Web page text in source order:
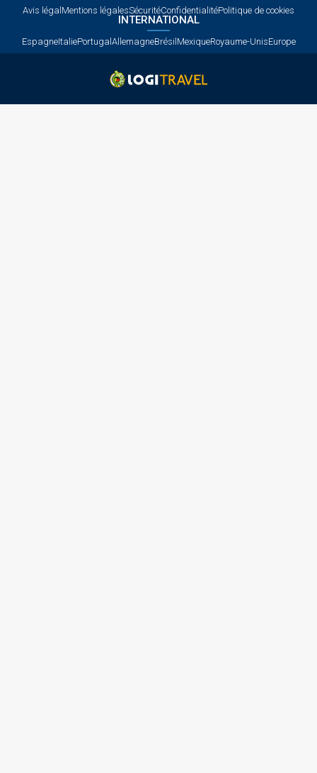
Avis légal Mentions légalesSécuritéConfidentialitéPolitique de cookies
INTERNATIONAL
EspagneItaliePortugal AllemagneBrésil MexiqueRoyaume-UnisEurope